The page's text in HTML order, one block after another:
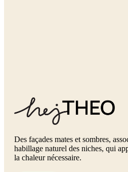
Des façades mates et sombres,
habillage naturel des niches, qui
la chaleur nécessaire.